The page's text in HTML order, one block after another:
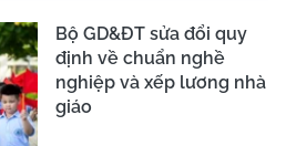
Bộ GD&ĐT sửa đổi quy
định về chuẩn nghề
nghiệp và xếp lương nhà
giáo